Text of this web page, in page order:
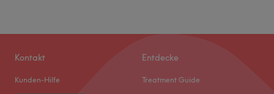
Kontakt
Kunden-Hilfe
Entdecke
Treatment Guide